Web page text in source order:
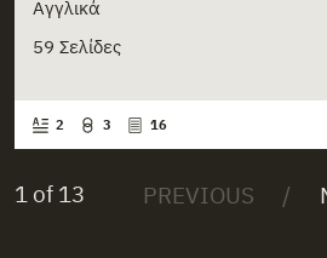
Αγγλικά
59 Σελίδες
2 3 16
1 of 13